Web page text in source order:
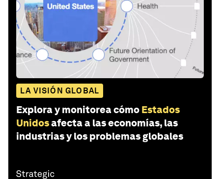
LA VISIÓN GLOBAL
Explora y monitorea cómo Estados
Unidosafecta a las economías, las
industrias y los problemas globales